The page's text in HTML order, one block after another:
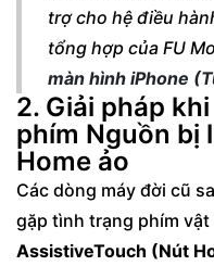
trợ cho hệ điều
tổng hợp của FU
màn hình iPhone
2. Giải pháp
phím Nguồn bị
Home ảo
Các dòng máy đời cũ
gặp tình trạng phím
AssistiveTouch (Nút